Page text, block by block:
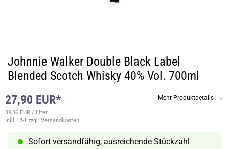
Johnnie Walker Double Black Label
Blended Scotch Whisky 40% Vol. 700ml
27,90 EUR*
39,86 EUR / Liter
inkl. USt zzgl. Versandkosten
Mehr Produktdetails
Sofort versandfähig, ausreichende Stückzahl